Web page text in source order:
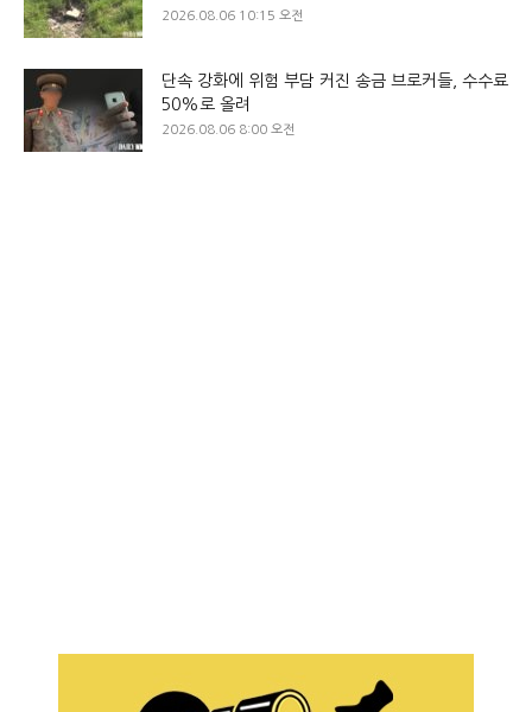
2026.08.06 10:15 오전
단속 강화에 위험 부담 커진 송금 브로커들, 수수료
50%로 올려
2026.08.06 8:00 오전